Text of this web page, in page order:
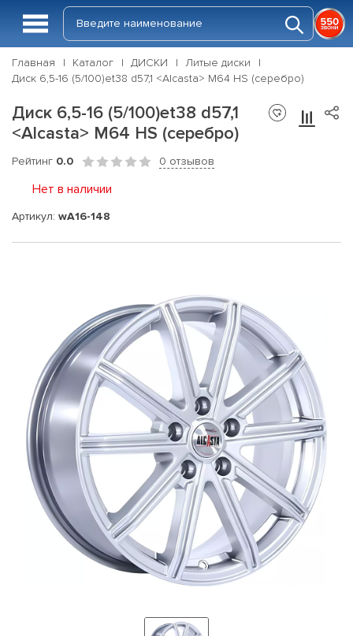
Главная Каталог ДИСКИ
Литые диски
Диск 6,5-16 (5/100)et38 d57,1 <Alcasta> M64 HS (серебро)
Диск 6,5-16 (5/100)et38 d57,1
<Alcasta> M64 HS (серебро)
Рейтинг 0.0 0 отзывов
Нет в наличии
Артикул: wA16-148